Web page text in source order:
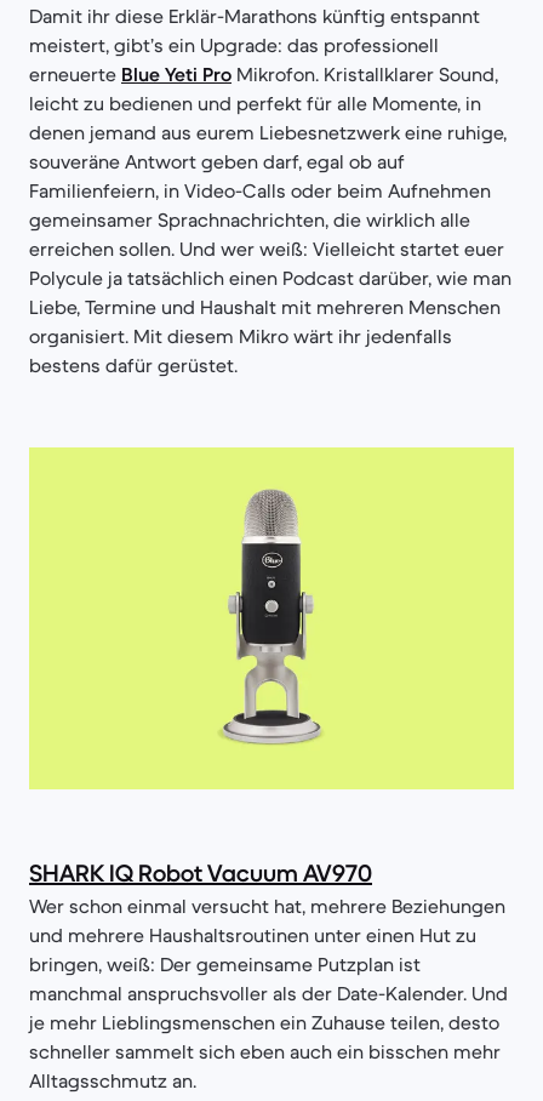
Damit ihr diese Erklär-Marathons künftig entspannt
meistert, gibt’s ein Upgrade: das professionell
erneuerte Blue Yeti Pro Mikrofon. Kristallklarer Sound,
leicht zu bedienen und perfekt für alle Momente, in
denen jemand aus eurem Liebesnetzwerk eine ruhige,
souveräne Antwort geben darf, egal ob auf
Familienfeiern, in Video-Calls oder beim Aufnehmen
gemeinsamer Sprachnachrichten, die wirklich alle
erreichen sollen. Und wer weiß: Vielleicht startet euer
Polycule ja tatsächlich einen Podcast darüber, wie man
Liebe, Termine und Haushalt mit mehreren Menschen
organisiert. Mit diesem Mikro wärt ihr jedenfalls
bestens dafür gerüstet.
SHARK IQ Robot Vacuum AV970
Wer schon einmal versucht hat, mehrere Beziehungen
und mehrere Haushaltsroutinen unter einen Hut zu
bringen, weiß: Der gemeinsame Putzplan ist
manchmal anspruchsvoller als der Date-Kalender. Und
je mehr Lieblingsmenschen ein Zuhause teilen, desto
schneller sammelt sich eben auch ein bisschen mehr
Alltagsschmutz an.